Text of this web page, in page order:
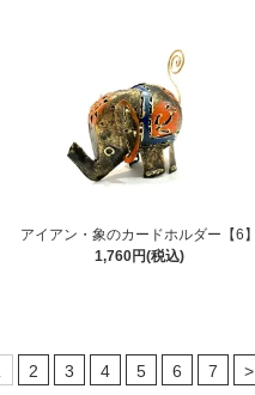
アイアン・象のカードホルダー【6】
1,760円(税込)
2 3 4 5 6 7 >